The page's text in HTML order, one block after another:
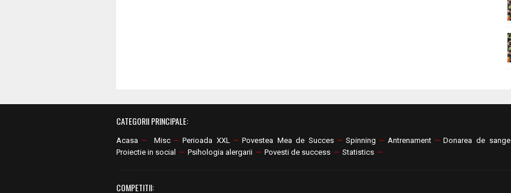
CATEGORII PRINCIPALE:
Acasa — Misc — Perioada XXL — Povestea Mea de Succes — Spinning — Antrenament — Donarea de sange
Proiectie in social
— Psihologia alergarii — Povesti de success — Statistics —
COMPETITII: